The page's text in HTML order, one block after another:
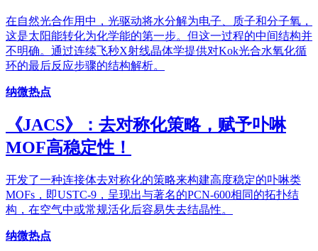
在自然光合作用中，光驱动将水分解为电子、质子和分子氧，
这是太阳能转化为化学能的第一步。但这一过程的中间结构并
不明确。通过连续飞秒X射线晶体学提供对Kok光合水氧化循
环的最后反应步骤的结构解析。
纳微热点
《JACS》：去对称化策略，赋予卟啉
MOF高稳定性！
开发了一种连接体去对称化的策略来构建高度稳定的卟啉类
MOFs，即USTC-9，呈现出与著名的PCN-600相同的拓扑结
构，在空气中或常规活化后容易失去结晶性。
纳微热点